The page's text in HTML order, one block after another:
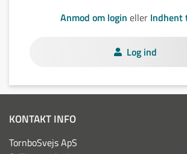
Anmod om login eller Indhent
Log ind
KONTAKT INFO
TornboSvejs ApS